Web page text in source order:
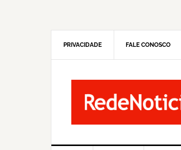
PRIVACIDADE FALE CONOSCO